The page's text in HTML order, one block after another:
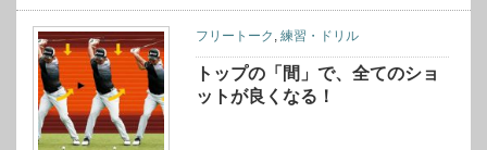
フリートーク ,練習・ドリル
トップの「間」で、全てのショ
ットが良くなる！